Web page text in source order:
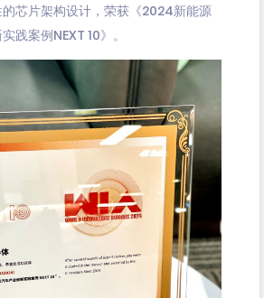
芯片架构设计， 荣获《2024新能源
践案例NEXT 10》。